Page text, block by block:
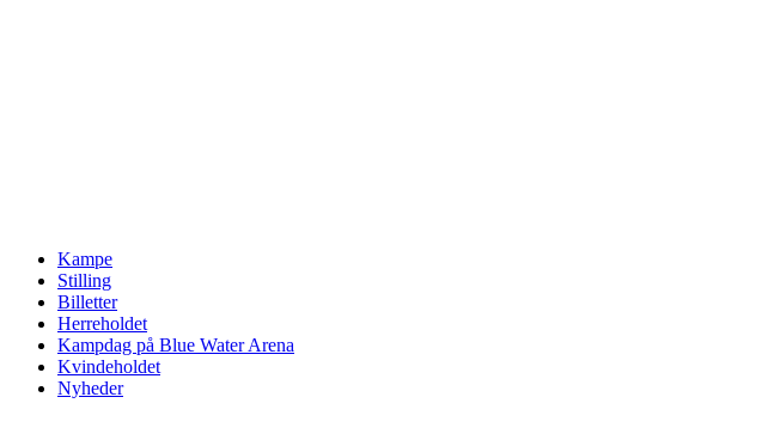
Kampe
Stilling
Billetter
Herreholdet
Kampdag på Blue Water Arena
Kvindeholdet
Nyheder